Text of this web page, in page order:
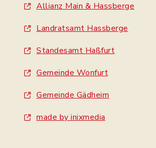
Allianz Main & Hassberge
Landratsamt Hassberge
Standesamt Haßfurt
Gemeinde Wonfurt
Gemeinde Gädheim
made by inixmedia